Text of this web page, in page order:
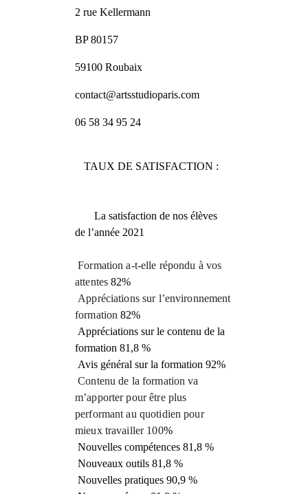
2 rue Kellermann
BP 80157
59100 Roubaix
contact@artsstudioparis.com
06 58 34 95 24
TAUX DE SATISFACTION :
La satisfaction de nos élèves
de l’année 2021
Formation a-t-elle répondu à vos
attentes82%
Appréciations sur l’environnement
formation82%
Appréciations sur le contenu de la
formation 81,8 %
Avis général sur la formation 92%
Contenu de la formation va
m’apporter pour être plus
performant au quotidien pour
mieux travailler 100%
Nouvelles compétences 81,8 %
Nouveaux outils 81,8 %
Nouvelles pratiques 90,9 %